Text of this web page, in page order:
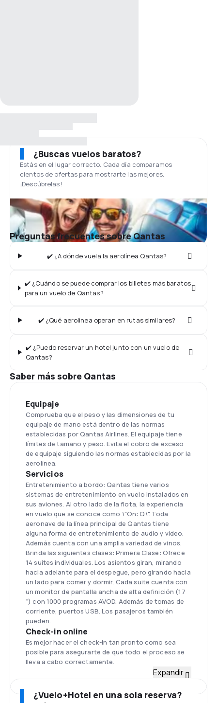
¿Buscas vuelos baratos?
Estás en el lugar correcto. Cada día comparamos
cientos de ofertas para mostrarte las mejores.
¡Descúbrelas!
Preguntas frecuentes sobre Qantas
✔️ ¿A dónde vuela la aerolínea Qantas?
✔️ ¿Cuándo se puede comprar los billetes más baratos
para un vuelo de Qantas?
✔️ ¿Qué aerolínea operan en rutas similares?
✔️ ¿Puedo reservar un hotel junto con un vuelo de
Qantas?
Saber más sobre Qantas
Equipaje
Comprueba que el peso y las dimensiones de tu
equipaje de mano está dentro de las normas
establecidas por Qantas Airlines. El equipaje tiene
límites de tamaño y peso. Evita el cobro de exceso
de equipaje siguiendo las normas establecidas por la
aerolínea.
Servicios
Entretenimiento a bordo: Qantas tiene varios
sistemas de entretenimiento en vuelo instalados en
sus aviones. Al otro lado de la flota, la experiencia
en vuelo que se conoce como \"On: Q\". Toda
aeronave de la línea principal de Qantas tiene
alguna forma de entretenimiento de audio y vídeo.
Además cuenta con una amplia variedad de vinos.
Brinda las siguientes clases: Primera Clase: Ofrece
14 suites individuales. Los asientos giran, mirando
hacia adelante para el despegue, pero girando hacia
un lado para comer y dormir. Cada suite cuenta con
un monitor de pantalla ancha de alta definición (17
“) con 1000 programas AVOD. Además de tomas de
corriente, puertos USB. Los pasajeros también
pueden.
Check-in online
Es mejor hacer el check-in tan pronto como sea
posible para asegurarte de que todo el proceso se
lleva a cabo correctamente.
284 aviones, que incluye 70 aviones por Jetstar
Expandir
¿Vuelo+Hotel en una sola reserva?